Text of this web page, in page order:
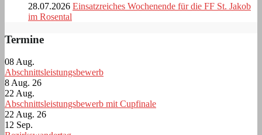
28.07.2026 Einsatzreiches Wochenende für die FF St. Jakob
im Rosental
Termine
08 Aug.
Abschnittsleistungsbewerb
8 Aug. 26
22 Aug.
Abschnittsleistungsbewerb mit Cupfinale
22 Aug. 26
12 Sep.